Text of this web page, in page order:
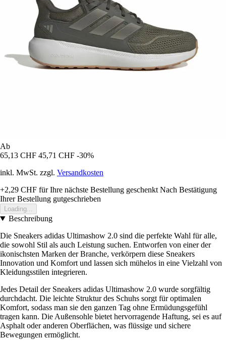
Ab
65,13 CHF 45,71 CHF -30%
inkl. MwSt. zzgl. Versandkosten
+2,29 CHF für Ihre nächste Bestellung geschenkt Nach Bestätigung
Ihrer Bestellung gutgeschrieben
Loading...
Beschreibung
Die Sneakers adidas Ultimashow 2.0 sind die perfekte Wahl für alle,
die sowohl Stil als auch Leistung suchen. Entworfen von einer der
ikonischsten Marken der Branche, verkörpern diese Sneakers
Innovation und Komfort und lassen sich mühelos in eine Vielzahl von
Kleidungsstilen integrieren.
Jedes Detail der Sneakers adidas Ultimashow 2.0 wurde sorgfältig
durchdacht. Die leichte Struktur des Schuhs sorgt für optimalen
Komfort, sodass man sie den ganzen Tag ohne Ermüdungsgefühl
tragen kann. Die Außensohle bietet hervorragende Haftung, sei es auf
Asphalt oder anderen Oberflächen, was flüssige und sichere
Bewegungen ermöglicht.